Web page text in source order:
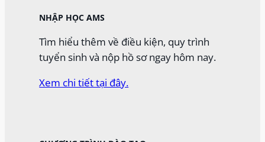
NHẬP HỌC AMS
Tìm hiểu thêm về điều kiện, quy trình
tuyển sinh và nộp hồ sơ ngay hôm nay.
Xem chi tiết tại đây.